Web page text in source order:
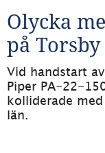
Olycka
på
Vid handstart
Piper PA-22-
kolliderade
län.